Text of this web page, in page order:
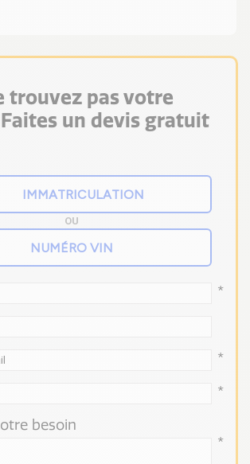
trouvez pas votre
un devis gratuit
OU
*
*
*
besoin
*